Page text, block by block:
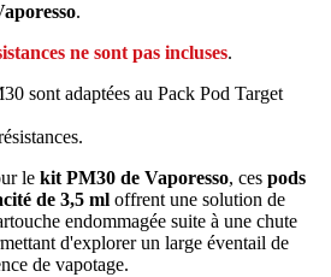
.
ne sont pas incluses.
sont adaptées au Pack Pod Target
le kit PM30 de Vaporesso, ces pods
de 3,5 ml offrent une solution de
endommagée suite à une chute
d'explorer un large éventail de
de vapotage.